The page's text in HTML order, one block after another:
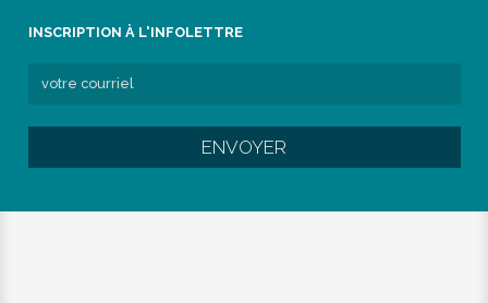
INSCRIPTION À L'INFOLETTRE
ENVOYER